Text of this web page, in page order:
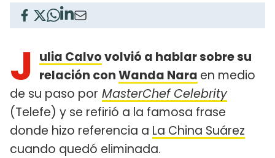
J ulia Calvovolvió a hablar sobre su
relación conWanda Nara en medio
de su paso por MasterChef Celebrity
(Telefe) y se refirió a la famosa frase
donde hizo referencia a La China Suárez
cuando quedó eliminada.